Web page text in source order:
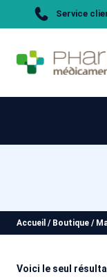
Service
Accueil / Boutique /
Voici le seul